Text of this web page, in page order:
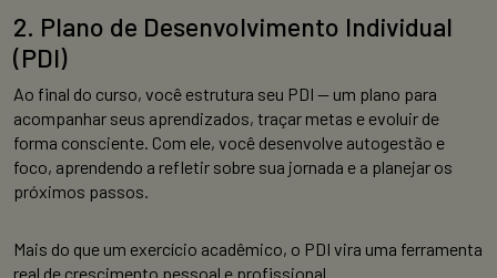
2. Plano de Desenvolvimento Individual
(PDI)
Ao final do curso, você estrutura seu PDI — um plano para
acompanhar seus aprendizados, traçar metas e evoluir de
forma consciente. Com ele, você desenvolve autogestão e
foco, aprendendo a refletir sobre sua jornada e a planejar os
próximos passos.
Mais do que um exercício acadêmico, o PDI vira uma ferramenta
real de crescimento pessoal e profissional.